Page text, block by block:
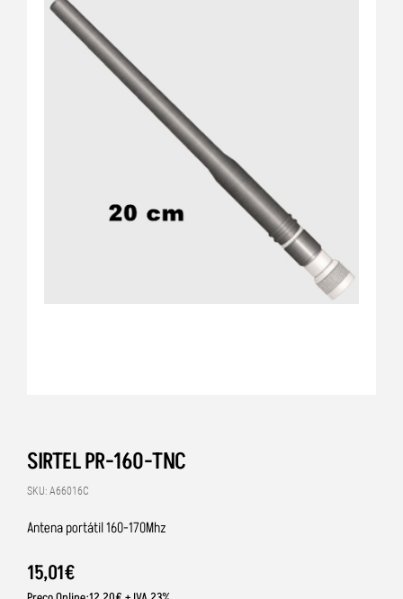
SIRTEL PR-160-TNC
SKU: A66016C
Antena portátil 160-170Mhz
15,01€